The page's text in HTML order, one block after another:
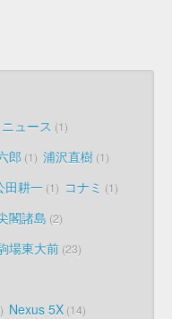
ュース 1
郎 1 浦沢直樹 1
田耕一 1 コナミ 1
閣諸島 2
場東大前 23
Nexus 5X 14